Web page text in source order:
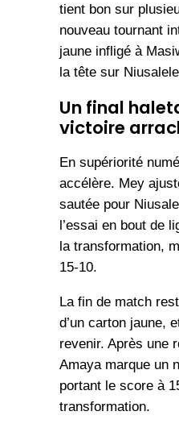
tient bon sur
nouveau tournant
jaune infligé à
la tête sur
Un final
victoire
En supériorité
accélère. Mey
sautée pour
l’essai en bout de
la transformation,
15-10.
La fin de match
d’un carton jaune,
revenir. Après une
Amaya marque un
portant le score à
transformation.